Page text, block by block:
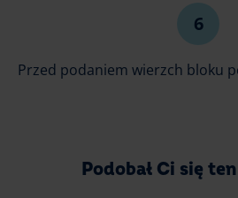
Przed podaniem wierzch bloku
Podobał Ci się